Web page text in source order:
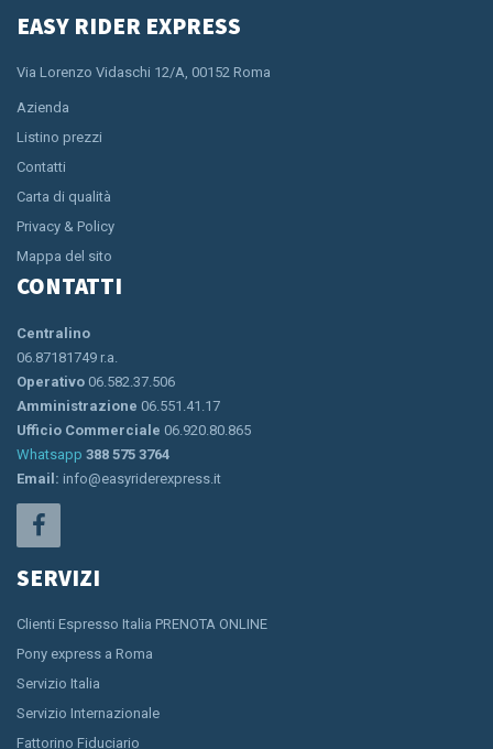
EASY RIDER EXPRESS
Via Lorenzo Vidaschi 12/A, 00152 Roma
Azienda
Listino prezzi
Contatti
Carta di qualità
Privacy & Policy
Mappa del sito
CONTATTI
Centralino
06.87181749 r.a.
Operativo 06.582.37.506
Amministrazione 06.551.41.17
Ufficio Commerciale 06.920.80.865
Whatsapp 388 575 3764
Email: info@easyriderexpress.it
SERVIZI
Clienti Espresso Italia PRENOTA ONLINE
Pony express a Roma
Servizio Italia
Servizio Internazionale
Fattorino Fiduciario